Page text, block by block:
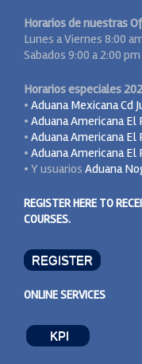
Horarios de nuestras
Lunes a Viernes 8:00
Sabados 9:00 a 2:00 pm
Horarios especiales
• Aduana Mexicana Cd
• Aduana Americana El
• Aduana Americana El
• Aduana Americana El
• Y usuarios Aduana
REGISTER HERE TO
COURSES.
REGISTER
ONLINE SERVICES
KPI